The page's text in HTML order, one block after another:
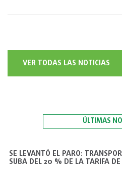
VER TODAS LAS NOTICIAS
ÚLTIMAS
SE LEVANTÓ EL PARO:
SUBA DEL 20 % DE LA TARIFA DE